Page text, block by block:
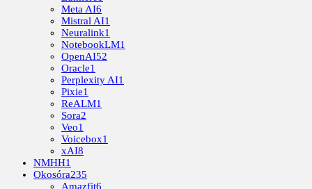
Meta AI6
Mistral AI1
Neuralink1
NotebookLM1
OpenAI52
Oracle1
Perplexity AI1
Pixie1
ReALM1
Sora2
Veo1
Voicebox1
xAI8
NMHH1
Okosóra235
Amazfit6